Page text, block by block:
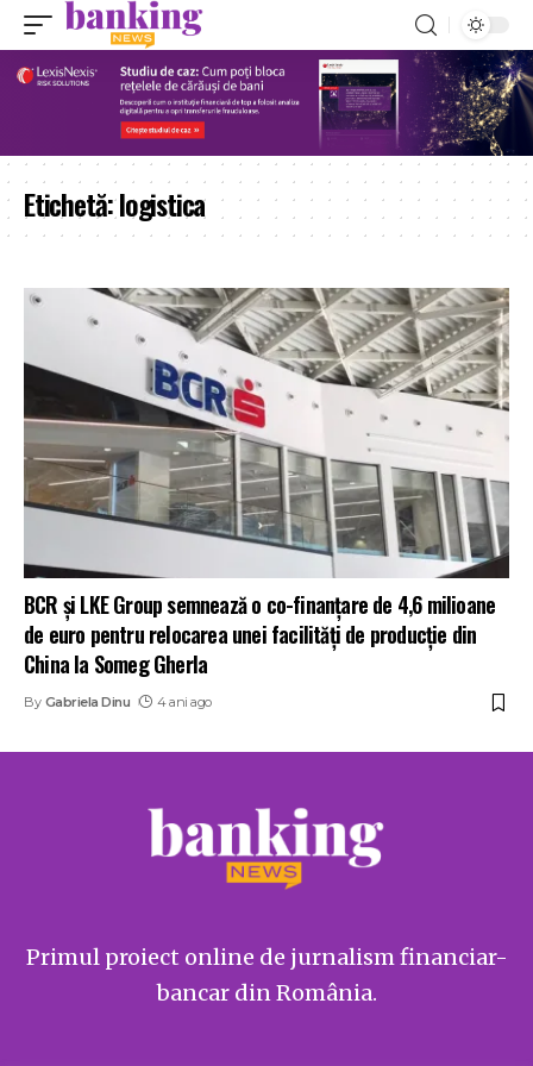
Etichetă:logistica
BCR și LKE Group semnează o co-finanțare de 4,6 milioane
de euro pentru relocarea unei facilități de producție din
China la Someg Gherla
By Gabriela Dinu 4 ani ago
Primul proiect online de jurnalism financiar-
bancar din România.